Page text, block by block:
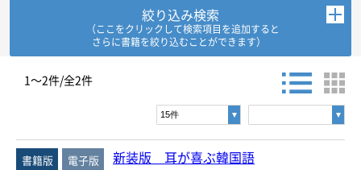
韓国・朝鮮語
絞り込み検索
（ここをクリックして検索項目を追加すると
さらに書籍を絞り込むことができます）
書名・著者名などの各複数条件で検索できます。
情報を入力、選択後検索ボタンを押してください。
キーワード
1～2件/全2件
新装版 耳が喜ぶ韓国語
書籍版 電子版